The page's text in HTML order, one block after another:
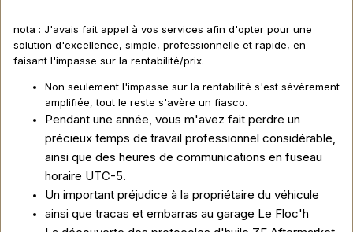
nota : J'avais fait appel à vos services afin d'opter pour une
solution d'excellence, simple, professionnelle et rapide, en
faisant l'impasse sur la rentabilité/prix.
Non seulement l'impasse sur la rentabilité s'est sévèrement
amplifiée, tout le reste s'avère un fiasco.
Pendant une année, vous m'avez fait perdre un
précieux temps de travail professionnel considérable,
ainsi que des heures de communications en fuseau
horaire UTC-5.
Un important préjudice à la propriétaire du véhicule
ainsi que tracas et embarras au garage Le Floc'h